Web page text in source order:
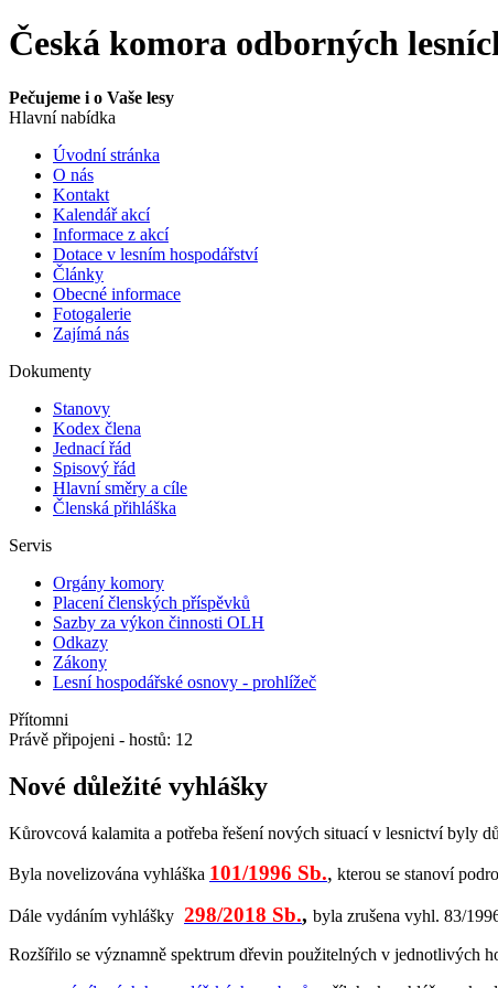
Česká komora odborných
Pečujeme i o Vaše lesy
Hlavní nabídka
Úvodní stránka
O nás
Kontakt
Kalendář akcí
Informace z akcí
Dotace v lesním hospodářství
Články
Obecné informace
Fotogalerie
Zajímá nás
Dokumenty
Stanovy
Kodex člena
Jednací řád
Spisový řád
Hlavní směry a cíle
Členská přihláška
Servis
Orgány komory
Placení členských příspěvků
Sazby za výkon činnosti OLH
Odkazy
Zákony
Lesní hospodářské osnovy - prohlížeč
Přítomni
Právě připojeni - hostů: 12
Nové důležité vyhlášky
Kůrovcová kalamita a potřeba řešení nových situací v lesnictví byly
Byla novelizována vyhláška 101/1996 Sb., kterou se stanoví
Dále vydáním vyhlášky 298/2018 Sb., byla zrušena vyhl. 83/
Rozšířilo se významně spektrum dřevin použitelných v jednotlivých